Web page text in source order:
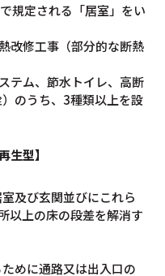
規定される「居室」をい
改修工事（部分的な断熱
テム、節水トイレ、高断
のうち、3種類以上を設
生型】
及び玄関並びにこれら
以上の床の段差を解消す
めに通路又は出入口の